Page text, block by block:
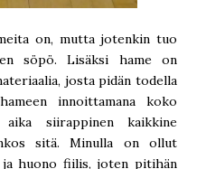
on, mutta jotenkin tuo
söpö. Lisäksi hame on
josta pidän todella
innoittamana koko
siirappinen kaikkine
sitä. Minulla on ollut
ja huono fiilis, joten pitihän